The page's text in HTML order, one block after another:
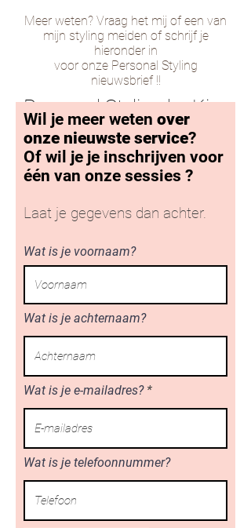
Meer weten? Vraag het mij of een van
mijn styling meiden of schrijf je
hieronder in
voor onze Personal Styling
nieuwsbrief !!
Personal Styling by Kim
Wil je meer weten over
onze nieuwste service?
Of wil je je inschrijven voor
één van onze sessies ?
Laat je gegevens dan achter.
Wat is je voornaam?
Wat is je achternaam?
Wat is je e-mailadres?
Wat is je telefoonnummer?